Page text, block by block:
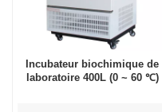
Incubateur biochimique de
laboratoire 400L (0 ~ 60 ℃)